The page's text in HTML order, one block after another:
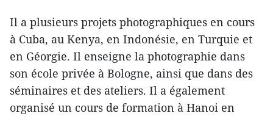
Il a plusieurs projets photographiques en cours
à Cuba, au Kenya, en Indonésie, en Turquie et
en Géorgie. Il enseigne la photographie dans
son école privée à Bologne, ainsi que dans des
séminaires et des ateliers. Il a également
organisé un cours de formation à Hanoi en